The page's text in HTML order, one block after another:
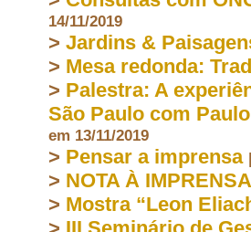
14/11/2019
> Jardins &
> Mesa redonda:
> Palestra: A
São Paulo com
em 13/11/2019
> Pensar a imprensa
> NOTA À IMPRENSA
> Mostra “Leon